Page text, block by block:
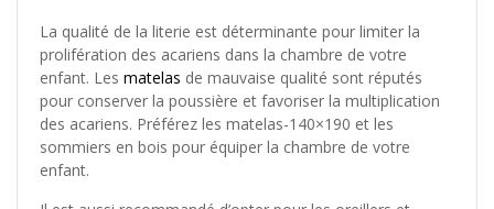
La qualité de la literie est déterminante pour limiter la
prolifération des acariens dans la chambre de votre
enfant. Les matelas de mauvaise qualité sont réputés
pour conserver la poussière et favoriser la multiplication
des acariens. Préférez les matelas-140×190 et les
sommiers en bois pour équiper la chambre de votre
enfant.